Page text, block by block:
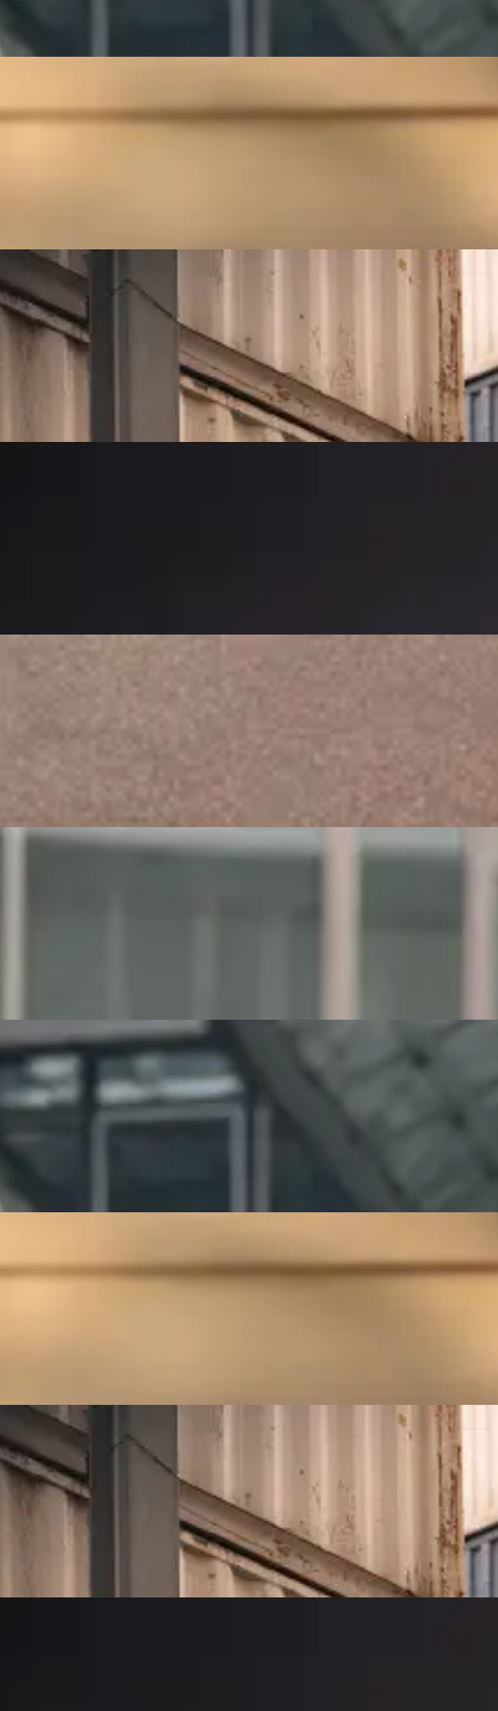
Business
PR-Materialien – moderne, authentische Bilder stärken das
Vertrauen und die Glaubwürdigkeit. Perfekt für Firmenporträts,
Mehr zu Business